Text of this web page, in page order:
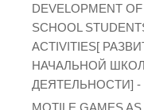
DEVELOPMENT
SCHOOL
ACTIVITIES[
НАЧАЛЬНОЙ
ДЕЯТЕЛЬНОСТИ] -
MOTILE GAMES